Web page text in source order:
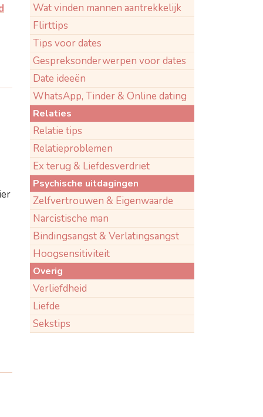
Wat vinden mannen aantrekkelijk
Flirttips
Tips voor dates
Gespreksonderwerpen voor dates
Date ideeën
WhatsApp, Tinder & Online dating
Relaties
Relatie tips
Relatieproblemen
Ex terug & Liefdesverdriet
Psychische uitdagingen
Zelfvertrouwen & Eigenwaarde
Narcistische man
Bindingsangst & Verlatingsangst
Hoogsensitiviteit
Overig
Verliefdheid
Liefde
Sekstips